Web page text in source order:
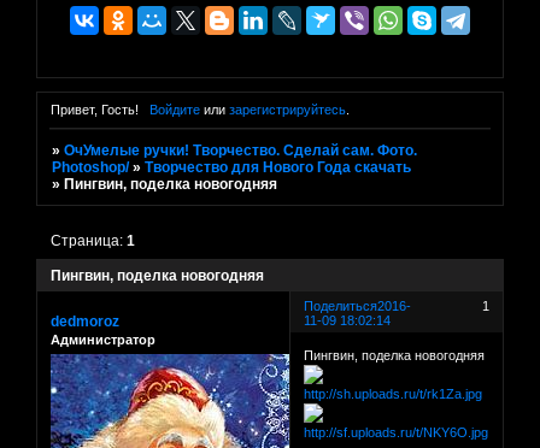
Привет, Гость! Войдитеили зарегистрируйтесь.
»ОчУмелые ручки! Творчество. Сделай сам. Фото.
Photoshop/ »Творчество для Нового Года скачать
» Пингвин, поделка новогодняя
Пингвин, поделка новогодняя
Страница:1
Поделиться 1
2016-
11-09 18:02:14
dedmoroz
Администратор
Пингвин, поделка новогодняя